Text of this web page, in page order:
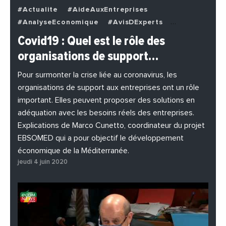
#Actualite
#AideAuxEntreprises
#AnalyseEconomique
#AvisDExperts
#BuzzNews
#Decideurs
#EchangesMediterraneens
#Economie
#EnDirectDe
#Entreprises
#Institutions
#PhotosEtVideos
Covid19 : Quel est le rôle des
organisations de support…
Pour surmonter la crise liée au coronavirus, les
organisations de support aux entreprises ont un rôle
important. Elles peuvent proposer des solutions en
adéquation avec les besoins réels des entreprises.
Explications de Marco Cunetto, coordinateur du projet
EBSOMED qui a pour objectif le développement
économique de la Méditerranée.
jeudi 4 juin 2020